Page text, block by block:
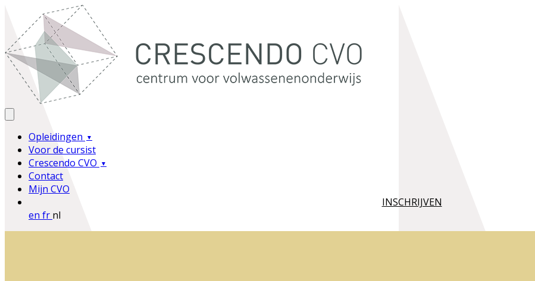
Opleidingen
Voor de cursist
Crescendo CVO
Contact
Mijn CVO
INSCHRIJVEN
en fr nl